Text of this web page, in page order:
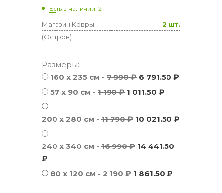
Есть в наличии: 2
Магазин Ковры
(Остров)
2 шт.
Размеры:
160 x 235 см - 7 990 ₽ 6 791.50 ₽
57 х 90 см - 1 190 ₽ 1 011.50 ₽
200 x 280 см - 11 790 ₽ 10 021.50 ₽
240 x 340 см - 16 990 ₽ 14 441.50
₽
80 x 120 см - 2 190 ₽ 1 861.50 ₽